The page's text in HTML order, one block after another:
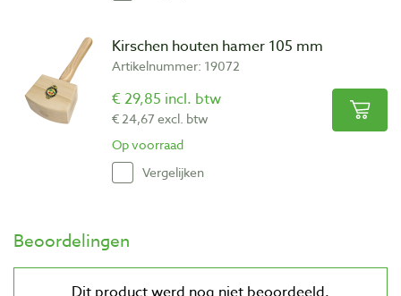
Kirschen houten hamer 105 mm
Artikelnummer: 19072
€ 29,85 incl. btw
€ 24,67 excl. btw
Op voorraad
Vergelijken
Beoordelingen